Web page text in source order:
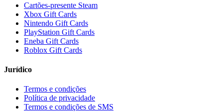
Cartões-presente Steam
Xbox Gift Cards
Nintendo Gift Cards
PlayStation Gift Cards
Eneba Gift Cards
Roblox Gift Cards
Jurídico
Termos e condições
Política de privacidade
Termos e condições de SMS